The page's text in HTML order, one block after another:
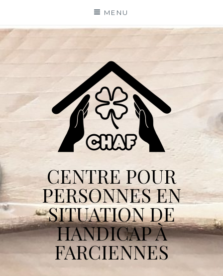
content
MENU
CENTRE POUR
PERSONNES EN
SITUATION DE
HANDICAP À
FARCIENNES